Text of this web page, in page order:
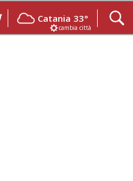
Catania 33°
cambia città